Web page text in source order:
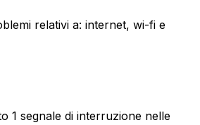
relativi a: internet, wi-fi e
1 segnale di interruzione nelle